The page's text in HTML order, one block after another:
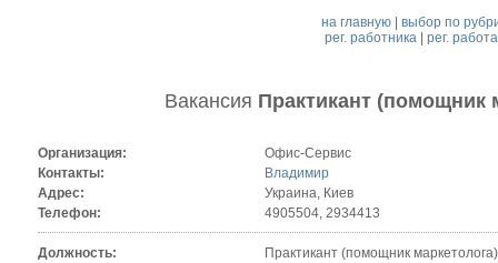
на главную |выбор по
рег. работника| рег.
Вакансия Практикант (помощник
Организация:
Офис-Сервис
Контакты:
Владимир
Адрес:
Украина, Киев
Телефон:
4905504, 2934413
Должность:
Практикант (помощник